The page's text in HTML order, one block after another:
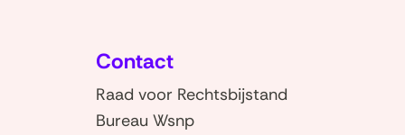
Contact
Raad voor Rechtsbijstand
Bureau Wsnp